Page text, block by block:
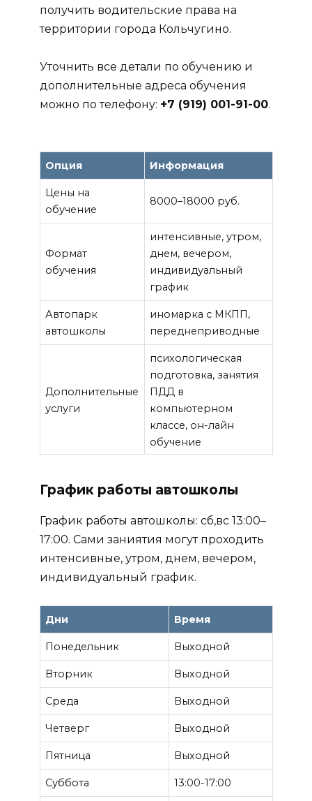
получить водительские права на
территории города Кольчугино.
Уточнить все детали по обучению и
дополнительные адреса обучения
можно по телефону: +7 (919) 001-91-00.
Опция Информация
Цены на
обучение
8000–18000 руб.
Формат
обучения
интенсивные, утром,
днем, вечером,
индивидуальный
график
Автопарк
автошколы
иномарка с МКПП,
переднеприводные
Дополнительные
услуги
психологическая
подготовка, занятия
ПДД в
компьютерном
классе, он-лайн
обучение
График работы автошколы
График работы автошколы: сб,вс 13:00–
17:00. Сами заниятия могут проходить
интенсивные, утром, днем, вечером,
индивидуальный график.
Дни Время
Понедельник Выходной
Вторник Выходной
Среда Выходной
Четверг Выходной
Пятница Выходной
Суббота 13:00-17:00